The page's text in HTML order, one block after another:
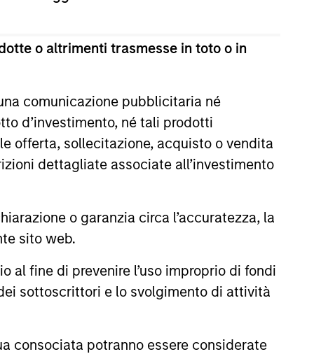
o altrimenti trasmesse in toto o in
comunicazione pubblicitaria né
d’investimento, né tali prodotti
offerta, sollecitazione, acquisto o vendita
dettagliate associate all’investimento
o garanzia circa l’accuratezza, la
sito web.
al fine di prevenire l’uso improprio di fondi
sottoscrittori e lo svolgimento di attività
consociata potranno essere considerate
a capitale variabile di diritto lussemburghese.
versione del Prospetto Informativo, del documento
relazione annuale e della relazione semestrale
titolo gratuito presso la Sede legale all’indirizzo
sito web sopra indicato.
Form), mentre la sezione “Informazioni
gli investitori di Hong Kong. Copie gratuite in
statuto e delle relazioni annuali e semestrali e
Paese del SEE in cui esso è registrato per la vendita,
le commissioni e gli oneri relativi all’emissione e al
(“MSIM Ltd”).